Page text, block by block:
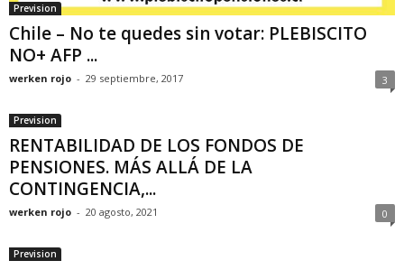
Prevision
Chile – No te quedes sin votar: PLEBISCITO
NO+ AFP ...
werken rojo - 29 septiembre, 2017 3
Prevision
RENTABILIDAD DE LOS FONDOS DE
PENSIONES. MÁS ALLÁ DE LA
CONTINGENCIA,...
werken rojo - 20 agosto, 2021 0
Prevision